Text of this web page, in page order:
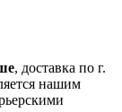
, доставка по г.
нашим